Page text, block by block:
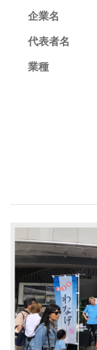
企業名
代表者名
業種